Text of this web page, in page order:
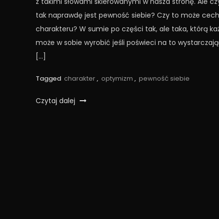
tak naprawdę jest pewność siebie? Czy to może
charakteru? W sumie po części tak, ale taka, którą
może w sobie wyrobić jeśli poświeci na to
[…]
Tagged charakter, optymizm , pewność siebie
Czytaj dalej